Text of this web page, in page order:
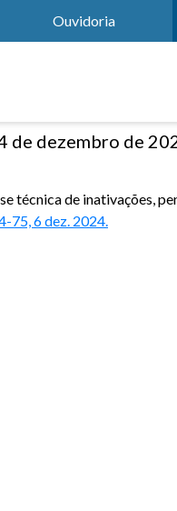
Ouvidoria
de dezembro de
de inativações,
75, 6 dez. 2024.